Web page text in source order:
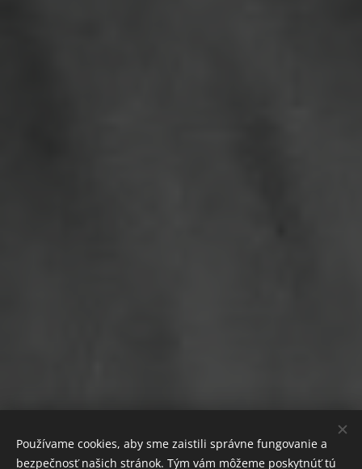
Používame cookies, aby sme zaistili správne fungovanie a
bezpečnosť našich stránok. Tým vám môžeme poskytnúť tú